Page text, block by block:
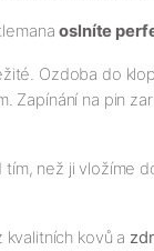
oslníte
Ozdoba do
Zapínání na pin
tím, než ji vložíme
kvalitních kovů a